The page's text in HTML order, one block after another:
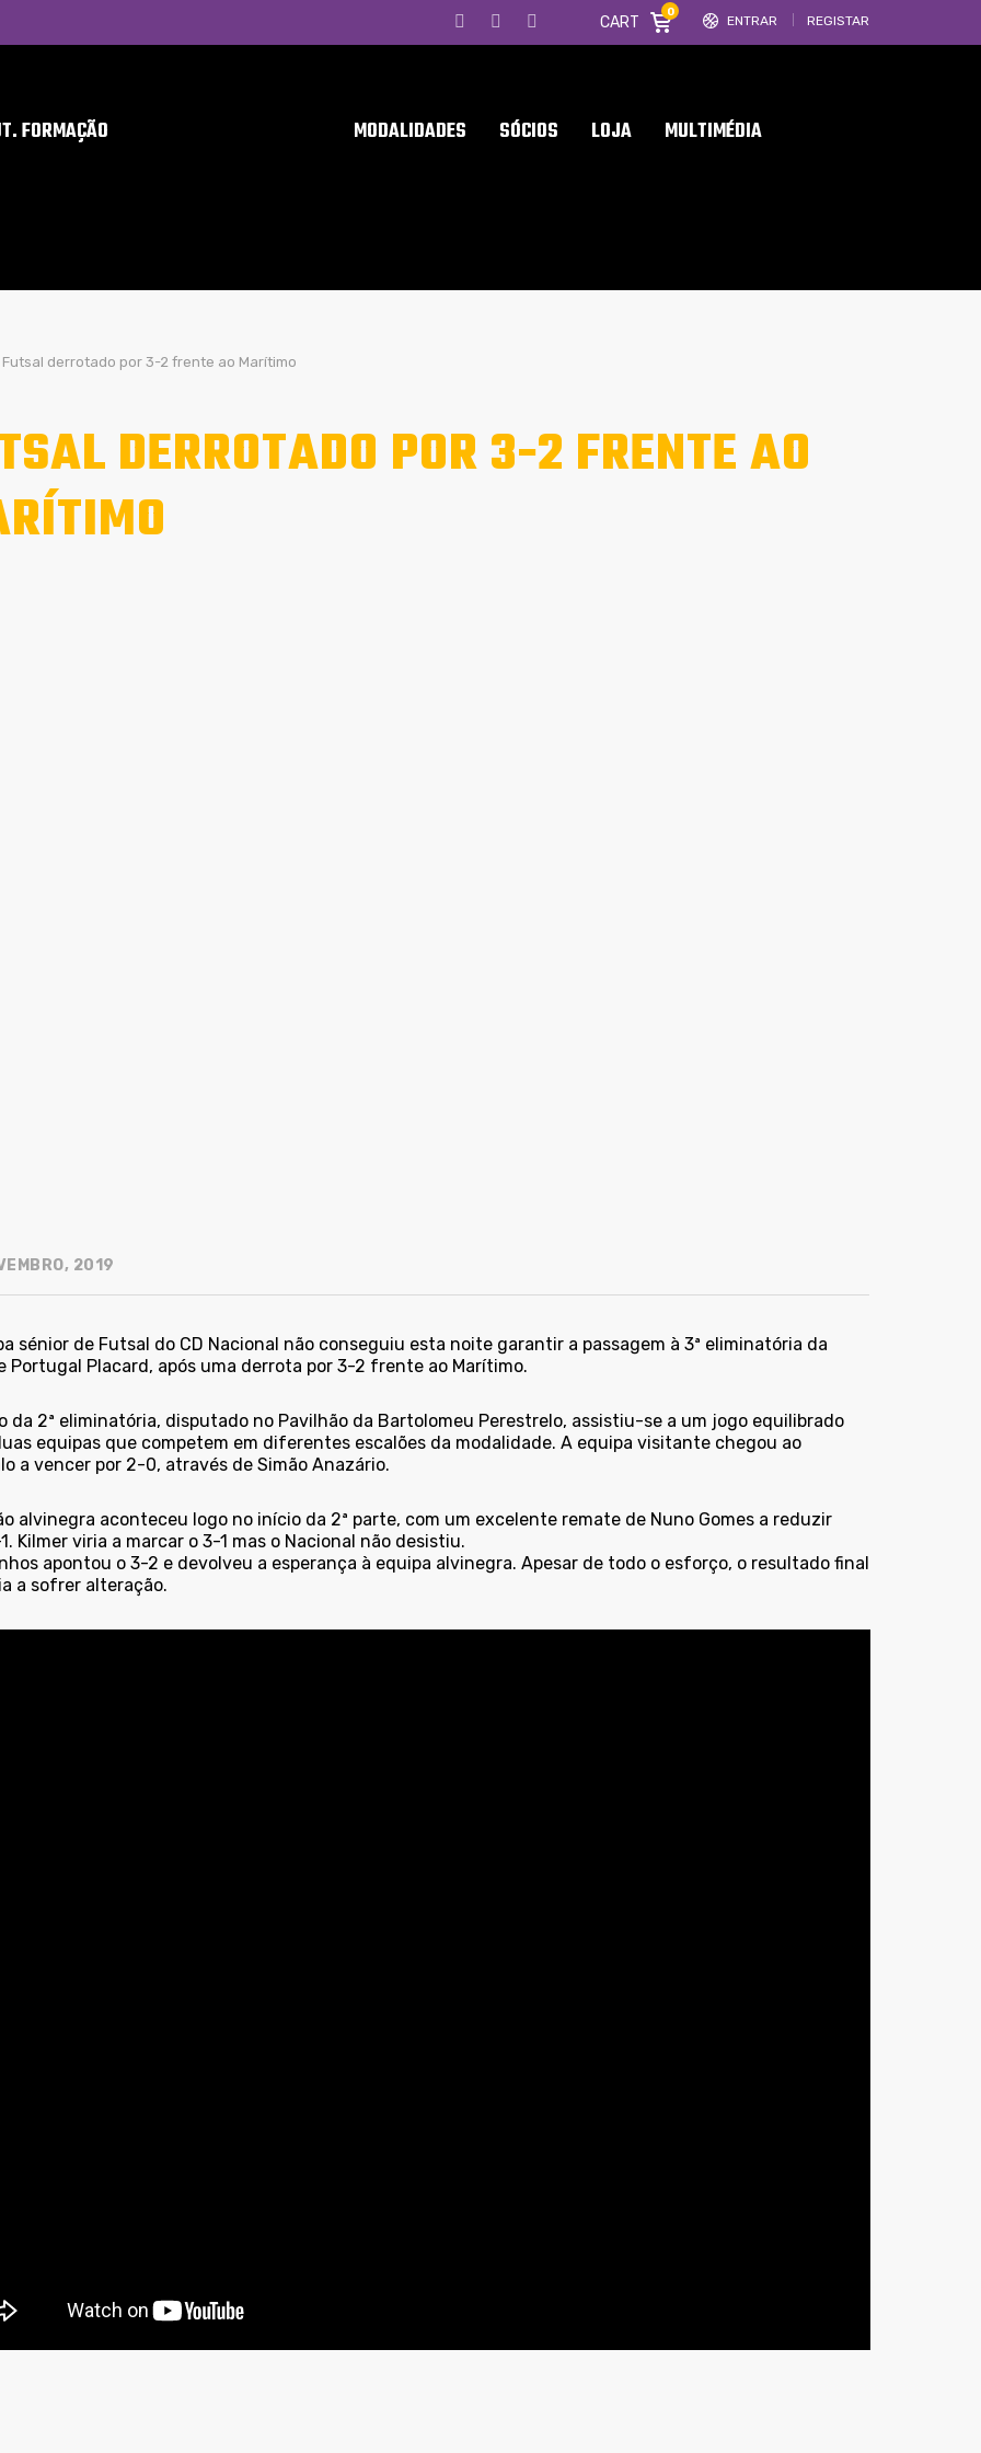
ENTRAR REGISTAR
CART
0
FORMAÇÃO MODALIDADES SÓCIOS LOJA MULTIMÉDIA
Futsal derrotado por 3-2 frente ao Marítimo
DERROTADO POR 3-2 FRENTE AO
2019
sénior de Futsal do CD Nacional não conseguiu esta noite garantir a passagem à 3ª eliminatória da
Portugal Placard, após uma derrota por 3-2 frente ao Marítimo.
da 2ª eliminatória, disputado no Pavilhão da Bartolomeu Perestrelo, assistiu-se a um jogo equilibrado
equipas que competem em diferentes escalões da modalidade. A equipa visitante chegou ao
a vencer por 2-0, através de Simão Anazário.
alvinegra aconteceu logo no início da 2ª parte, com um excelente remate de Nuno Gomes a reduzir
Kilmer viria a marcar o 3-1 mas o Nacional não desistiu.
apontou o 3-2 e devolveu a esperança à equipa alvinegra. Apesar de todo o esforço, o resultado final
a sofrer alteração.